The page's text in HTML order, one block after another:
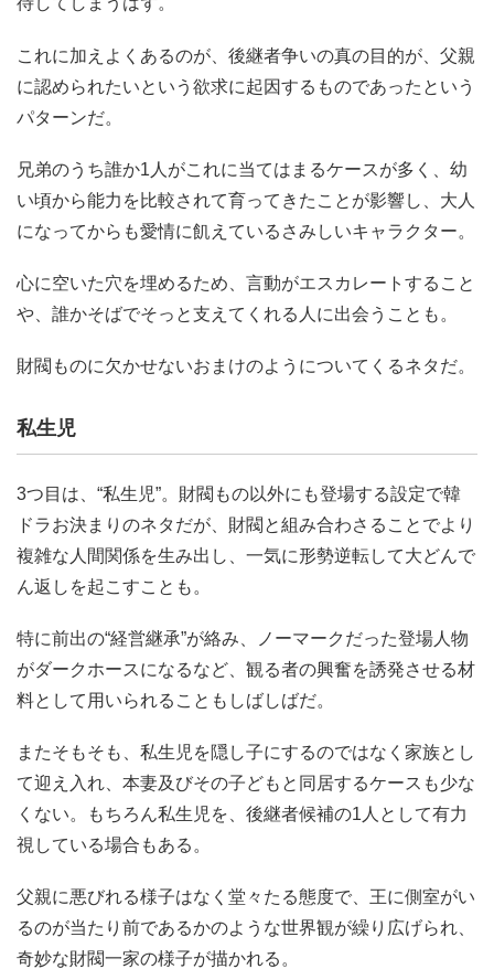
い頃から能力を比較されて育ってきたことが影響し、大人
になってからも愛情に飢えているさみしいキャラクター。
や、誰かそばでそっと支えてくれる人に出会うことも。
財閥ものに欠かせないおまけのようについてくるネタだ。
私生児
ドラお決まりのネタだが、財閥と組み合わさることでより
ん返しを起こすことも。
特に前出の“経営継承”が絡み、ノーマークだった登場人物
がダークホースになるなど、観る者の興奮を誘発させる材
料として用いられることもしばしばだ。
て迎え入れ、本妻及びその子どもと同居するケースも少な
くない。もちろん私生児を、後継者候補の1人として有力
視している場合もある。
父親に悪びれる様子はなく堂々たる態度で、王に側室がい
るのが当たり前であるかのような世界観が繰り広げられ、
奇妙な財閥一家の様子が描かれる。
こともあるという点。正妻とのバトルをはじめ腹違いの兄
弟のいがみ合いは避けられず、経営権を巡ってさらに対立
を深めるケースがある。